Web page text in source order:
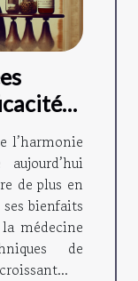
l’harmonie
de plus en
bienfaits
médecine
de